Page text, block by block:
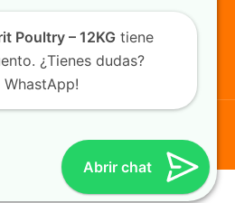
Abrir chat
Poultry – 12KG tiene
¿Tienes dudas?
WhastApp!